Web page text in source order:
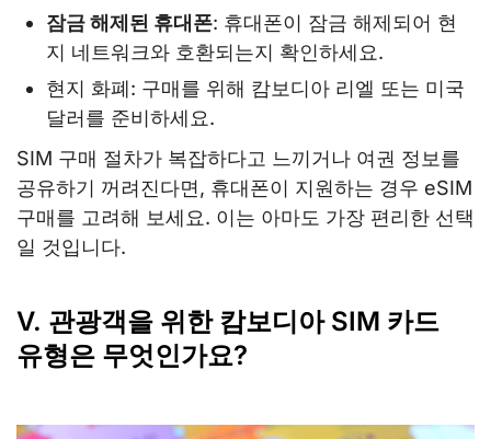
잠금 해제된 휴대폰: 휴대폰이 잠금 해제되어 현
지 네트워크와 호환되는지 확인하세요.
현지 화폐: 구매를 위해 캄보디아 리엘 또는 미국
달러를 준비하세요.
SIM 구매 절차가 복잡하다고 느끼거나 여권 정보를
공유하기 꺼려진다면, 휴대폰이 지원하는 경우 eSIM
구매를 고려해 보세요. 이는 아마도 가장 편리한 선택
일 것입니다.
V. 관광객을 위한 캄보디아 SIM 카드
유형은 무엇인가요?